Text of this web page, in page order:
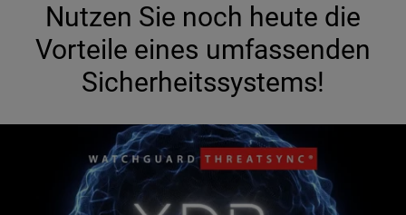
Nutzen Sie noch heute die
Vorteile eines umfassenden
Sicherheitssystems!